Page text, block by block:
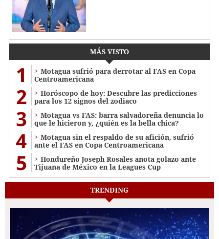
MÁS VISTO
1
Motagua sufrió para derrotar al FAS en Copa
Centroamericana
2
Horóscopo de hoy: Descubre las predicciones
para los 12 signos del zodiaco
3
Motagua vs FAS: barra salvadoreña denuncia lo
que le hicieron y, ¿quién es la bella chica?
4
Motagua sin el respaldo de su afición, sufrió
ante el FAS en Copa Centroamericana
5
Hondureño Joseph Rosales anota golazo ante
Tijuana de México en la Leagues Cup
TRENDING